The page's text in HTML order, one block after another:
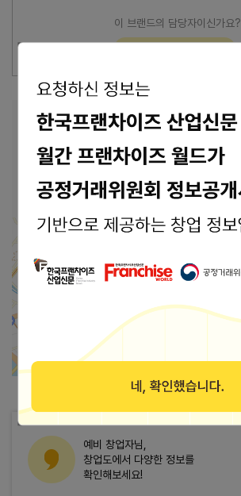
이 브랜드의 담당자이신가요?
본사 안내
본사상호 (주)쓰리티에이치이
주소
에이치이
예비 창업자님,
창업도에서 다양한 정보를
확인해보세요!